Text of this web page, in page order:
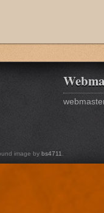
image by bs4711